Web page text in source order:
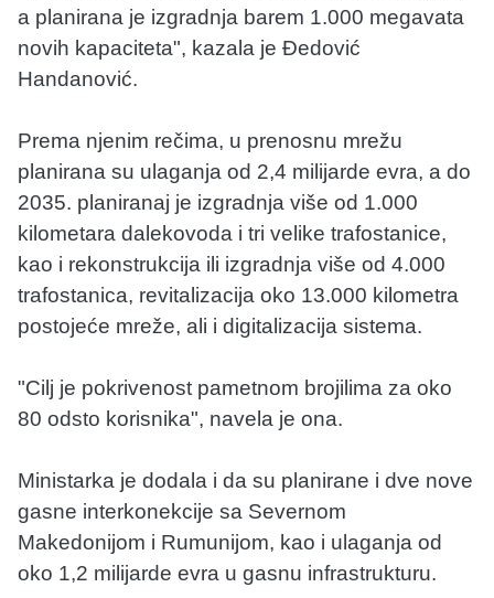
a planirana je izgradnja barem 1.000 megavata
novih kapaciteta", kazala je Đedović
Handanović.
Prema njenim rečima, u prenosnu mrežu
planirana su ulaganja od 2,4 milijarde evra, a do
2035. planiranaj je izgradnja više od 1.000
kilometara dalekovoda i tri velike trafostanice,
kao i rekonstrukcija ili izgradnja više od 4.000
trafostanica, revitalizacija oko 13.000 kilometra
postojeće mreže, ali i digitalizacija sistema.
"Cilj je pokrivenost pametnom brojilima za oko
80 odsto korisnika", navela je ona.
Ministarka je dodala i da su planirane i dve nove
gasne interkonekcije sa Severnom
Makedonijom i Rumunijom, kao i ulaganja od
oko 1,2 milijarde evra u gasnu infrastrukturu.